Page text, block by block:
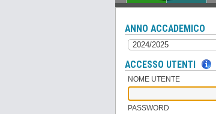
ANNO ACCADEMICO
ACCESSO UTENTI
NOME UTENTE
PASSWORD